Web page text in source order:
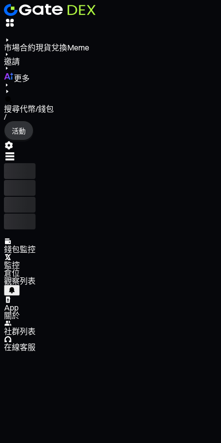
市場合約現貨兌換Meme
邀請
更多
搜尋代幣/錢包
/
活動
錢包監控
監控
倉位
觀察列表
App
關於
社群列表
在線客服